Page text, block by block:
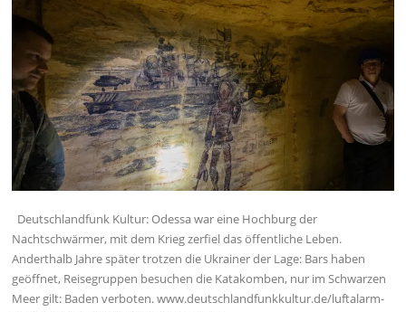
Deutschlandfunk Kultur: Odessa war eine Hochburg der
Nachtschwärmer, mit dem Krieg zerfiel das öffentliche Leben.
Anderthalb Jahre später trotzen die Ukrainer der Lage: Bars haben
geöffnet, Reisegruppen besuchen die Katakomben, nur im Schwarzen
Meer gilt: Baden verboten. www.deutschlandfunkkultur.de/luftalarm-